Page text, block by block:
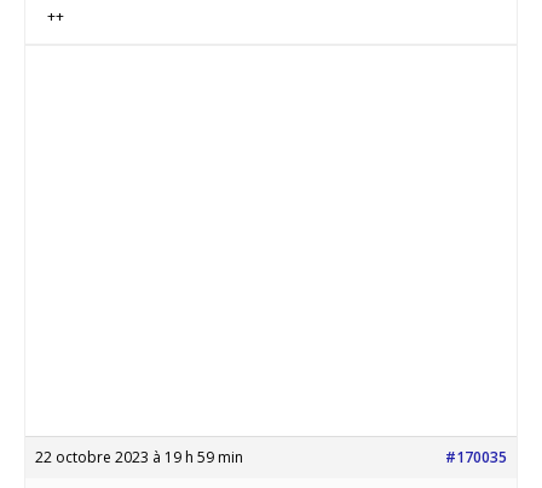
++
22 octobre 2023 à 19 h 59 min #170035